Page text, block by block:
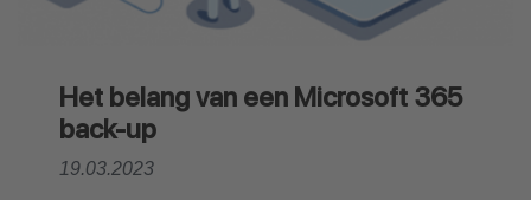
Het belang van een Microsoft 365
back-up
19.03.2023